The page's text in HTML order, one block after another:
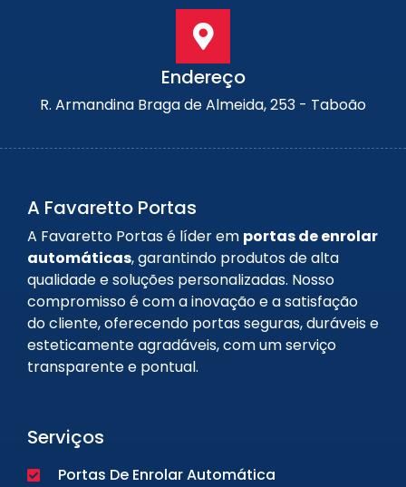
Endereço
R. Armandina Braga de Almeida, 253 - Taboão
A Favaretto Portas
A Favaretto Portas é líder em portas de enrolar
automáticas, garantindo produtos de alta
qualidade e soluções personalizadas. Nosso
compromisso é com a inovação e a satisfação
do cliente, oferecendo portas seguras, duráveis e
esteticamente agradáveis, com um serviço
transparente e pontual.
Serviços
Portas De Enrolar Automática